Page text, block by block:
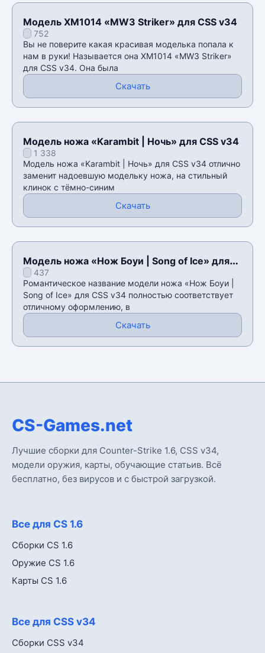
Модель XM1014 «MW3 Striker» для CSS v34
752
Вы не поверите какая красивая моделька попала к
нам в руки! Называется она XM1014 «MW3 Striker»
для CSS v34. Она была
Скачать
Модель ножа «Karambit | Ночь» для CSS v34
1 338
Модель ножа «Karambit | Ночь» для CSS v34 отлично
заменит надоевшую модельку ножа, на стильный
клинок с тёмно-синим
Скачать
Модель ножа «Нож Боуи | Song of Ice» для
CSS v34
437
Романтическое название модели ножа «Нож Боуи |
Song of Ice» для CSS v34 полностью соответствует
отличному оформлению, в
Скачать
CS-Games.net
Лучшие сборки для Counter-Strike 1.6, CSS v34,
модели оружия, карты, обучающие статьив. Всё
бесплатно, без вирусов и с быстрой загрузкой.
Все для CS 1.6
Сборки CS 1.6
Оружие CS 1.6
Карты CS 1.6
Все для CSS v34
Сборки CSS v34